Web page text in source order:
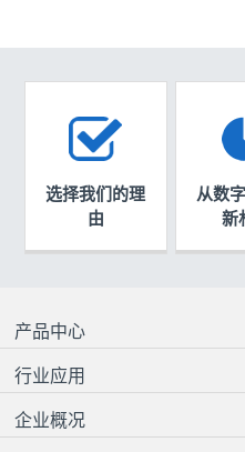
选择我们的理
由
从数
新
产品中心
行业应用
企业概况